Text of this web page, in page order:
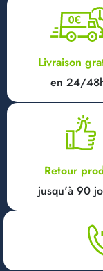
Livraison
en 24/
Retour
jusqu'à 90